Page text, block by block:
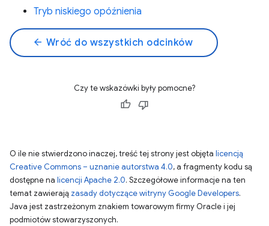
Tryb niskiego opóźnienia
arrow_back Wróć do wszystkich odcinków
Czy te wskazówki były pomocne?
O ile nie stwierdzono inaczej, treść tej strony jest objęta licencją
Creative Commons – uznanie autorstwa 4.0, a fragmenty kodu są
dostępne na licencji Apache 2.0. Szczegółowe informacje na ten
temat zawierają zasady dotyczące witryny Google Developers.
Java jest zastrzeżonym znakiem towarowym firmy Oracle i jej
podmiotów stowarzyszonych.